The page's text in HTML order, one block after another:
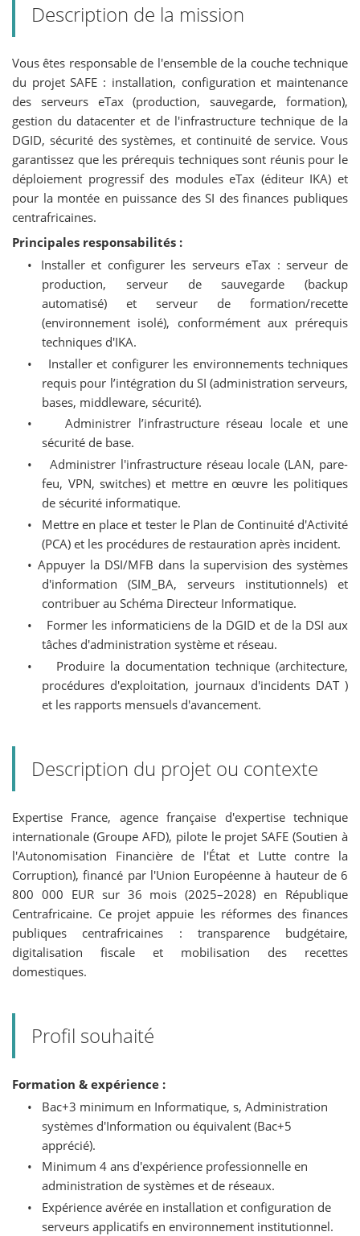
Description de la mission
Vous êtes responsable de l'ensemble de la couche technique
du projet SAFE : installation, configuration et maintenance
des serveurs eTax (production, sauvegarde, formation),
gestion du datacenter et de l'infrastructure technique de la
DGID, sécurité des systèmes, et continuité de service. Vous
garantissez que les prérequis techniques sont réunis pour le
déploiement progressif des modules eTax (éditeur IKA) et
pour la montée en puissance des SI des finances publiques
centrafricaines.
Principales responsabilités :
•
Installer et configurer les serveurs eTax : serveur de
production, serveur de sauvegarde (backup
automatisé) et serveur de formation/recette
(environnement isolé), conformément aux prérequis
techniques d'IKA.
•
Installer et configurer les environnements techniques
requis pour l’intégration du SI (administration serveurs,
bases, middleware, sécurité).
•
Administrer l’infrastructure réseau locale et une
sécurité de base.
•
Administrer l'infrastructure réseau locale (LAN, pare-
feu, VPN, switches) et mettre en œuvre les politiques
de sécurité informatique.
•
Mettre en place et tester le Plan de Continuité d'Activité
(PCA) et les procédures de restauration après incident.
• Appuyer la DSI/MFB dans la supervision des systèmes
d'information (SIM_BA, serveurs institutionnels) et
contribuer au Schéma Directeur Informatique.
•
Former les informaticiens de la DGID et de la DSI aux
tâches d'administration système et réseau.
•
Produire la documentation technique (architecture,
procédures d'exploitation, journaux d'incidents DAT )
et les rapports mensuels d'avancement.
Description du projet ou contexte
Expertise France, agence française d'expertise technique
internationale (Groupe AFD), pilote le projet SAFE (Soutien à
l'Autonomisation Financière de l'État et Lutte contre la
Corruption), financé par l'Union Européenne à hauteur de 6
800 000 EUR sur 36 mois (2025–2028) en République
Centrafricaine. Ce projet appuie les réformes des finances
publiques centrafricaines : transparence budgétaire,
digitalisation fiscale et mobilisation des recettes
domestiques.
Profil souhaité
Formation & expérience :
•
Bac+3 minimum en Informatique, s, Administration
systèmes d'Information ou équivalent (Bac+5
apprécié).
•
Minimum 4 ans d'expérience professionnelle en
administration de systèmes et de réseaux.
•
Expérience avérée en installation et configuration de
serveurs applicatifs en environnement institutionnel.